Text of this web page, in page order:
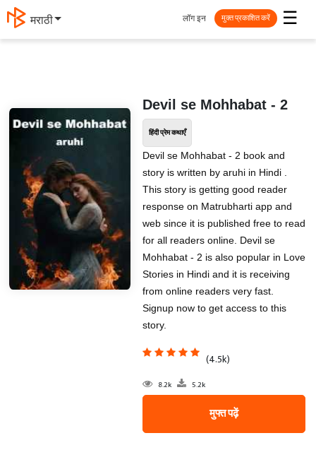
मराठी ☰
लॉग इन मुक्त प्रकाशित करें
Devil se Mohhabat - 2
हिंदी प्रेम कथाएँ
Devil se Mohhabat - 2 book and
story is written by aruhi in Hindi .
This story is getting good reader
response on Matrubharti app and
web since it is published free to read
for all readers online. Devil se
Mohhabat - 2 is also popular in Love
Stories in Hindi and it is receiving
from online readers very fast.
Signup now to get access to this
story.
(4.5k)
8.2k 5.2k
मुफ्त पढ़ें